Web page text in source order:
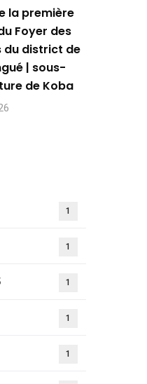
la première
Foyer des
du district de
| sous-
de Koba
1
1
1
1
1